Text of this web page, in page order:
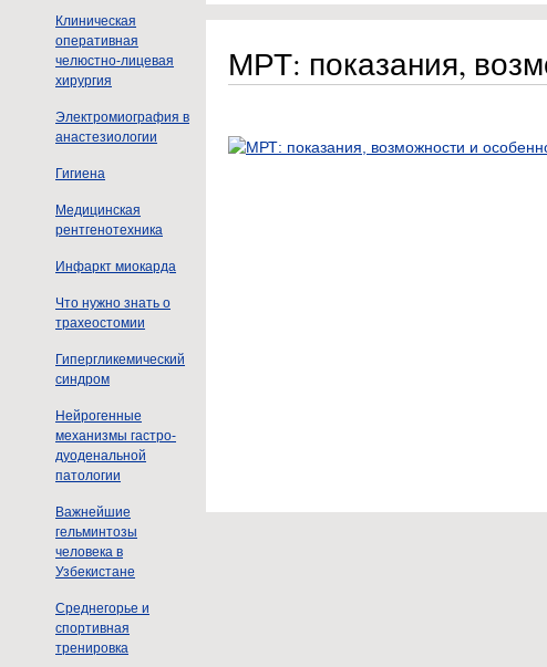
Клиническая
оперативная
челюстно-лицевая
хирургия
Электромиография в
анастезиологии
Гигиена
Медицинская
рентгенотехника
Инфаркт миокарда
Что нужно знать о
трахеостомии
Гипергликемический
синдром
Нейрогенные
механизмы гастро-
дуоденальной
патологии
Важнейшие
гельминтозы
человека в
Узбекистане
Среднегорье и
спортивная
тренировка
МРТ: показания,